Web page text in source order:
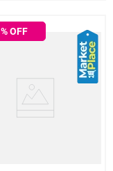
% OFF